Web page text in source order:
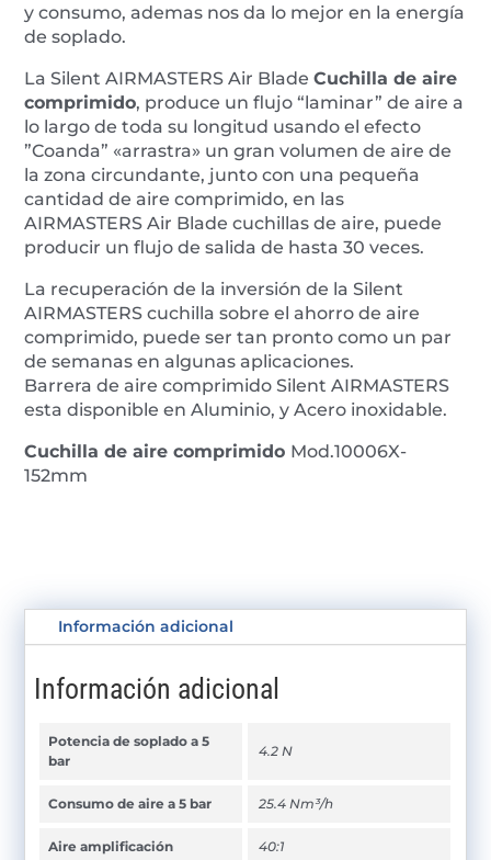
y consumo, ademas nos da lo mejor en la energía
de soplado.
La Silent AIRMASTERS Air BladeCuchilla de aire
comprimido, produce un flujo “laminar” de aire a
lo largo de toda su longitud usando el efecto
”Coanda” «arrastra» un gran volumen de aire de
la zona circundante, junto con una pequeña
cantidad de aire comprimido, en las
AIRMASTERS Air Blade cuchillas de aire, puede
producir un flujo de salida de hasta 30 veces.
La recuperación de la inversión de la Silent
AIRMASTERS cuchilla sobre el ahorro de aire
comprimido, puede ser tan pronto como un par
de semanas en algunas aplicaciones.
Barrera de aire comprimido Silent AIRMASTERS
esta disponible en Aluminio, y Acero inoxidable.
Cuchilla de aire comprimido Mod.10006X-
152mm
Información adicional
Información adicional
Potencia de soplado a 5
bar
4.2 N
Consumo de aire a 5 bar 25.4 Nm³/h
Aire amplificación 40:1